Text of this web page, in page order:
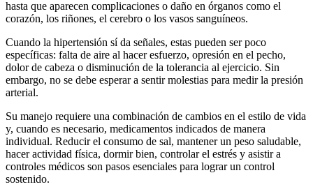
hasta que aparecen complicaciones o daño en órganos como el
corazón, los riñones, el cerebro o los vasos sanguíneos.
Cuando la hipertensión sí da señales, estas pueden ser poco
específicas: falta de aire al hacer esfuerzo, opresión en el pecho,
dolor de cabeza o disminución de la tolerancia al ejercicio. Sin
embargo, no se debe esperar a sentir molestias para medir la presión
arterial.
Su manejo requiere una combinación de cambios en el estilo de vida
y, cuando es necesario, medicamentos indicados de manera
individual. Reducir el consumo de sal, mantener un peso saludable,
hacer actividad física, dormir bien, controlar el estrés y asistir a
controles médicos son pasos esenciales para lograr un control
sostenido.